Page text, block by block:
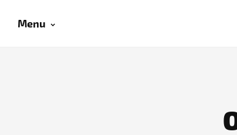
Menu